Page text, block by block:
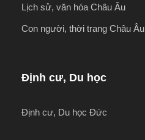
Lịch sử, văn hóa Châu Âu
Con người, thời trang Châu Âu
Định cư, Du học
Định cư, Du học Đức